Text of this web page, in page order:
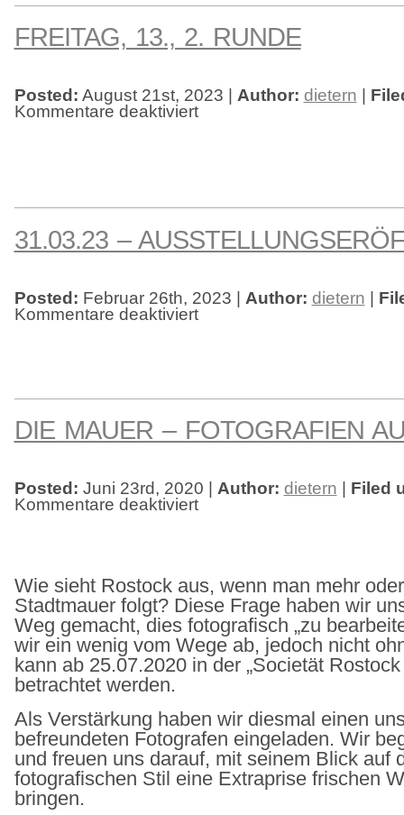
FREITAG, 13., 2. RUNDE
Posted: August 21st, 2023 | Author: dietern
Kommentare deaktiviertfür
Freitag,
31.03.23 –
Posted: Februar 26th, 2023 | Author: dietern |
Kommentare deaktiviertfür
31.03.23
DIE MAUER – FOTOGRAFIEN
Posted: Juni 23rd, 2020 | Author: dietern
Filed
Kommentare deaktiviertfür
die
Wie sieht Rostock aus, wenn man mehr
Stadtmauer folgt? Diese Frage haben wir
Weg gemacht, dies fotografisch „zu
wir ein wenig vom Wege ab, jedoch nicht
kann ab 25.07.2020 in der „Societät
betrachtet werden.
Als Verstärkung haben wir diesmal einen
befreundeten Fotografen eingeladen. Wir
und freuen uns darauf, mit seinem Blick auf
fotografischen Stil eine Extraprise frischen
bringen.